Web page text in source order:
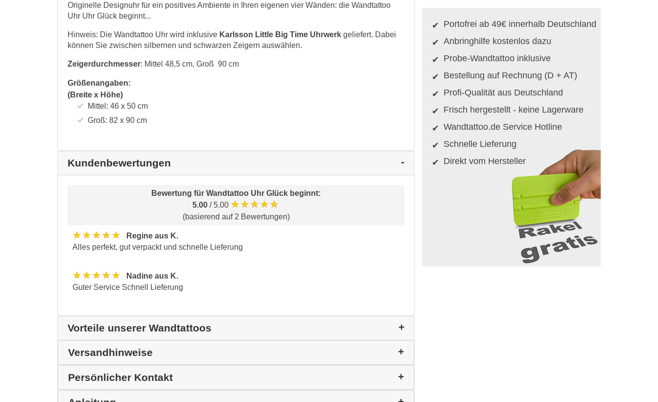
Originelle Designuhr für ein positives Ambiente in Ihren eigenen vier Wänden: die Wandtattoo
Uhr Uhr Glück beginnt...
Hinweis: Die Wandtattoo Uhr wird inklusive Karlsson Little Big Time Uhrwerk geliefert. Dabei
können Sie zwischen silbernen und schwarzen Zeigern auswählen.
Zeigerdurchmesser: Mittel 48,5 cm, Groß 90 cm
Größenangaben:
(Breite x Höhe)
Mittel: 46 x 50cm
Groß: 82 x 90cm
Kundenbewertungen
Bewertung für Wandtattoo Uhr Glück beginnt:
5.00 / 5.00 ★★★★★
(basierend auf 2 Bewertungen)
★★★★★
Regine aus K.
Alles perfekt, gut verpackt und schnelle Lieferung
★★★★★
Nadine aus K.
Guter Service Schnell Lieferung
Vorteile unserer Wandtattoos
Versandhinweise
Persönlicher Kontakt
Portofrei ab 49€ innerhalb Deutschland
Anbringhilfe kostenlos dazu
Probe-Wandtattoo inklusive
Bestellung auf Rechnung (D + AT)
Profi-Qualität aus Deutschland
Frisch hergestellt - keine Lagerware
Wandtattoo.de Service Hotline
Schnelle Lieferung
Direkt vom Hersteller